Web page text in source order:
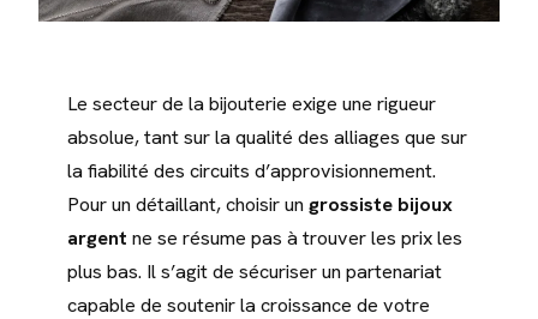
Le secteur de la bijouterie exige une rigueur
absolue, tant sur la qualité des alliages que sur
la fiabilité des circuits d’approvisionnement.
Pour un détaillant, choisir un grossiste bijoux
argent ne se résume pas à trouver les prix les
plus bas. Il s’agit de sécuriser un partenariat
capable de soutenir la croissance de votre